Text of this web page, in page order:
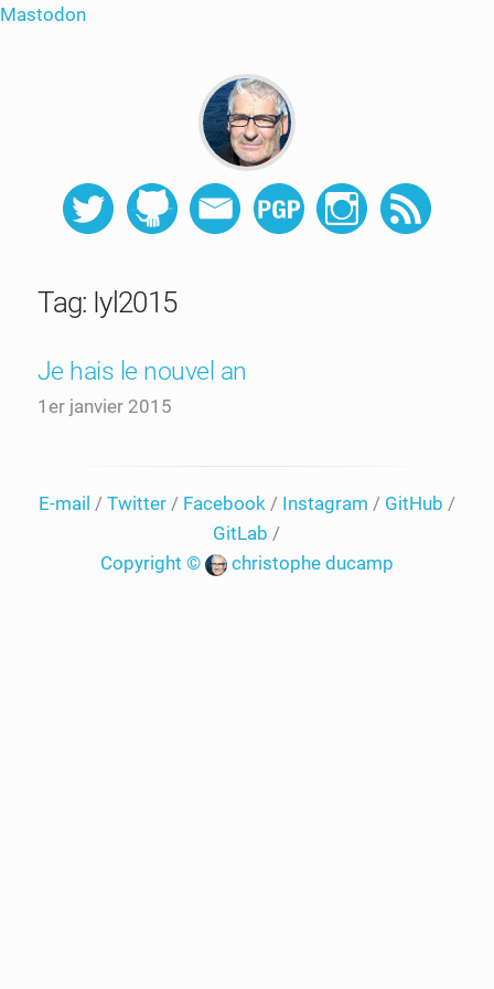
Mastodon
Tag: Iyl2015
Je hais le nouvel an
1er janvier 2015
E-mail / Twitter/ Facebook/ Instagram / GitHub /
GitLab /
Copyright ©
christophe ducamp